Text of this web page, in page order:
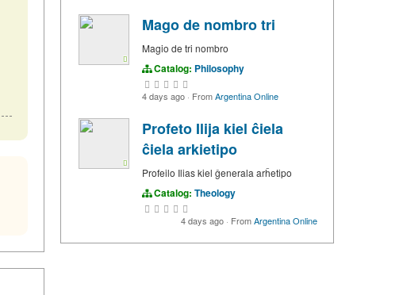
Mago de nombro tri
Magio de tri nombro
Catalog: Philosophy
4 days ago · FromArgentina Online
Profeto Ilija kiel ĉiela
ĉiela arkietipo
Profeilo Ilias kiel ĝenerala arĥetipo
Catalog: Theology
4 days ago · FromArgentina Online